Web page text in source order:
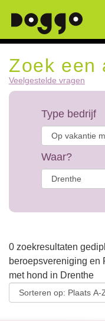
Zoek een
Veelgestelde vragen
Type bedrijf
Waar?
0 zoekresultaten
beroepsvereniging en
met hond in Drenthe